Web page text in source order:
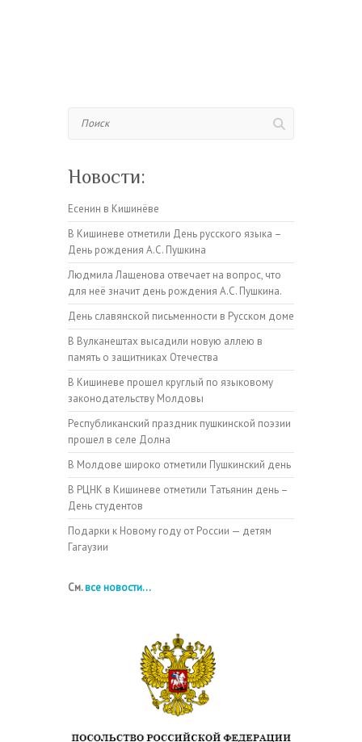
Новости:
Есенин в Кишинёве
В Кишиневе отметили День русского языка –
День рождения А.С. Пушкина
Людмила Лащенова отвечает на вопрос, что
для неё значит день рождения А.С. Пушкина.
День славянской письменности в Русском доме
В Вулканештах высадили новую аллею в
память о защитниках Отечества
В Кишиневе прошел круглый по языковому
законодательству Молдовы
Республиканский праздник пушкинской поэзии
прошел в селе Долна
В Молдове широко отметили Пушкинский день
В РЦНК в Кишиневе отметили Татьянин день –
День студентов
Подарки к Новому году от России — детям
Гагаузии
См.все новости...